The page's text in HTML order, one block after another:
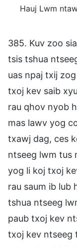
Hauj Lwm
385. Kuv zoo
tsis tshua
uas npaj txij
txoj kev saib
rau qhov nyob
mas lawv yog
txawj dag, ces
ntseeg lwm tus
yog li koj txoj
rau saum ib lub
tshua ntseeg
paub txoj kev
txoj kev ntseeg